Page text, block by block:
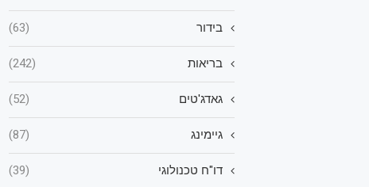
בידור (63)
בריאות (242)
גאדג'טים (52)
גיימינג (87)
דו"ח טכנולוגי (39)